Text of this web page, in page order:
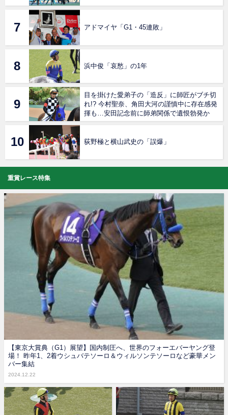
アドマイヤ「G1・45連敗」
浜中俊「哀愁」の1年
目を掛けた愛弟子の「造反」に師匠がブチ切
れ!? 今村聖奈、角田大河の謹慎中に存在感発
揮も…安田記念前に師弟関係で遺恨勃発か
荻野極と横山武史の「誤爆」
重賞レース特集
【東京大賞典（G1）展望】国内制圧へ、世界のフォーエバーヤング登
場！ 昨年1、2着ウシュバテソーロ＆ウィルソンテソーロなど豪華メン
バー集結
2024.12.22